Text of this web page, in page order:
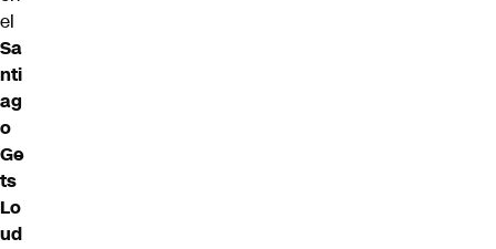
el
Sa
nti
ag
o
Ge
ts
Lo
ud